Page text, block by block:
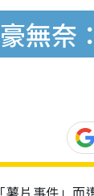
無奈
片事件」而